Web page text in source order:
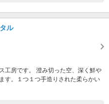
ル
工房です。 澄み切った空、深く鮮や
す。１つ１つ手造りされた柔らかい